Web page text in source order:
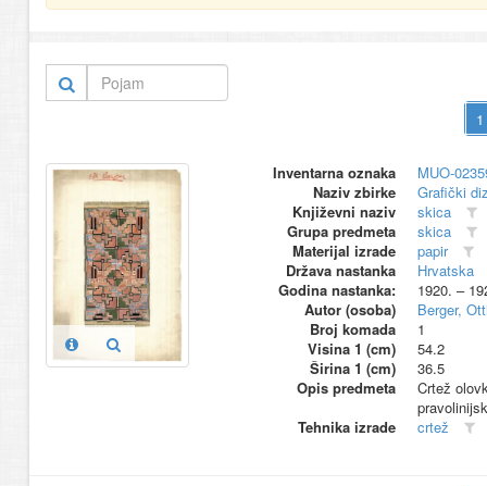
Inventarna oznaka
MUO-
Naziv zbirke
Grafički
Književni naziv
skica
Grupa predmeta
skica
Materijal izrade
papir
Država nastanka
Hrvatska
Godina nastanka:
1920. –
Autor (osoba)
Berger,
Broj komada
1
Visina 1 (cm)
54.2
Širina 1 (cm)
36.5
Opis predmeta
Crtež
Tehnika izrade
crtež